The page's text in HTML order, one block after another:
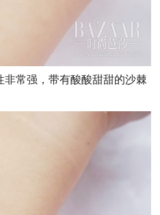
常强，带有酸酸甜甜的沙棘